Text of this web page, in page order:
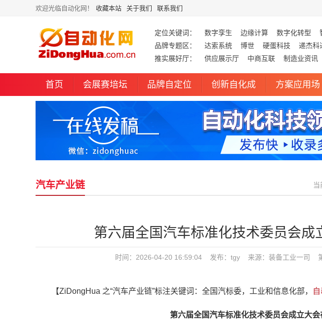
欢迎光临自动化网！ 收藏本站 关于我们 联系我们
定位关键词： 数字孪生 边缘计算 数字化转型
品牌专题区：
达索系统 博世 硬蛋科技 递杰科
推实展好厅：
供应展示厅 中商互联 制造业资讯
首页 会展赛培坛 品牌自定位 创新自化成 方案应用场
汽车产业链 当
第六届全国汽车标准化技术委员会成
时间：2026-04-20 16:59:04 发布：tgy 来源：装备工业一司
【ZiDongHua 之“汽车产业链”标注关键词：全国汽标委，工业和信息化部，
第六届全国汽车标准化技术委员会成立大会